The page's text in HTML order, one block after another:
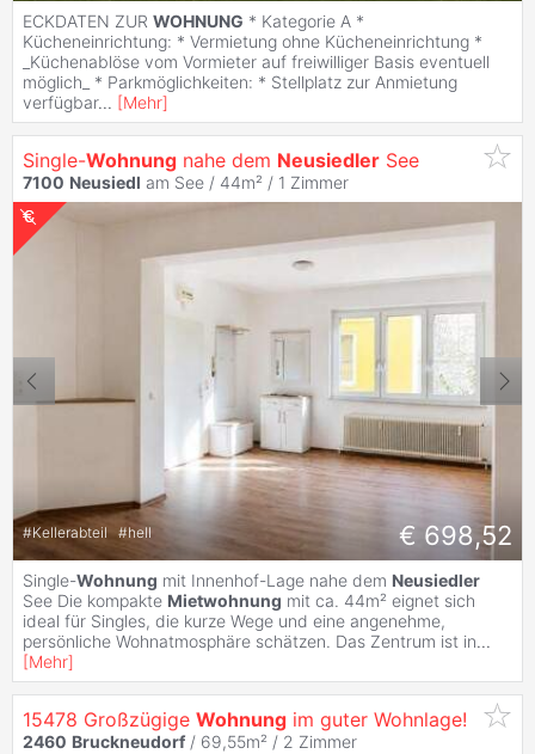
ECKDATEN ZUR WOHNUNG * Kategorie A *
Kücheneinrichtung: * Vermietung ohne Kücheneinrichtung *
_Küchenablöse vom Vormieter auf freiwilliger Basis eventuell
möglich_ * Parkmöglichkeiten: * Stellplatz zur Anmietung
verfügbar... [Mehr]
Single-Wohnung nahe dem Neusiedler See
7100 Neusiedl am See / 44m² / 1 Zimmer
#Kellerabteil #hell € 698,52
Single-Wohnung mit Innenhof-Lage nahe dem Neusiedler
See Die kompakte Mietwohnung mit ca. 44m² eignet sich
ideal für Singles, die kurze Wege und eine angenehme,
persönliche Wohnatmosphäre schätzen. Das Zentrum ist in...
[Mehr]
15478 Großzügige Wohnung im guter Wohnlage!
2460 Bruckneudorf / 69,55m² / 2 Zimmer